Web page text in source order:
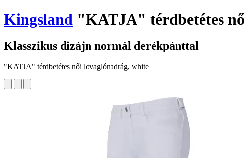
Kingsland "KATJA" térdbetétes
Klasszikus dizájn normál derékpánttal
"KATJA" térdbetétes női lovaglónadrág, white